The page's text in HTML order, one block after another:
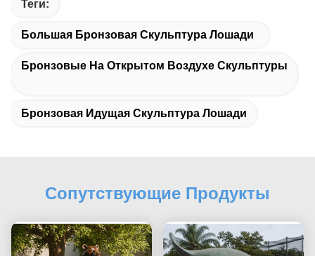
Теги:
Большая Бронзовая Скульптура Лошади
Бронзовые На Открытом Воздухе Скульптуры
Бронзовая Идущая Скульптура Лошади
Сопутствующие Продукты